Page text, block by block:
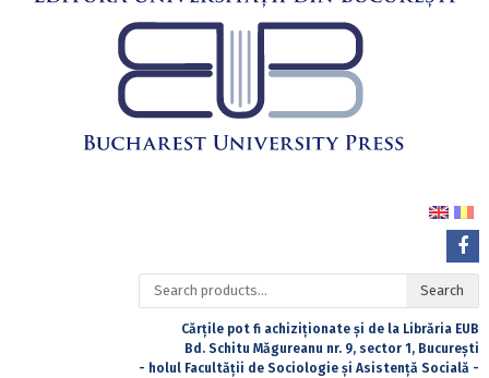
Search
for:
Search
Cărțile pot fi achiziționate și de la Librăria EUB
Bd. Schitu Măgureanu nr. 9, sector 1, București
- holul Facultății de Sociologie și Asistență Socială -